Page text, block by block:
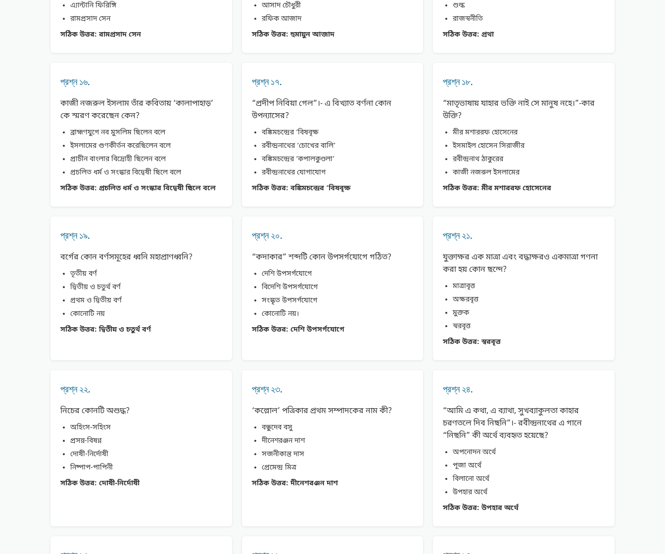
এ্যান্টানি ফিরিঙ্গি
রামপ্রসাদ সেন
সঠিক উত্তর: রামপ্রসাদ সেন
আসাদ চৌধুরী
রফিক আজাদ
সঠিক উত্তর: হুমায়ুন আজাদ
শুল্ক
রাজস্বনীতি
সঠিক উত্তর: প্রথা
প্রশ্ন ১৬.
কাজী নজরুল ইসলাম তাঁর কবিতায় ‘কালাপাহাড়’
কে স্মরণ করেছেন কেন?
ব্রাহ্মণযুগে নব মুসলিম ছিলেন বলে
ইসলামের গুণকীর্তন করেছিলেন বলে
প্রাচীন বাংলার বিদ্রোহী ছিলেন বলে
প্রচলিত ধর্ম ও সংস্কার বিদ্বেষী ছিলে বলে
সঠিক উত্তর: প্রচলিত ধর্ম ও সংস্কার বিদ্বেষী ছিলে বলে
প্রশ্ন ১৭.
“প্রদীপ নিবিয়া গেল”।- এ বিখ্যাত বর্ণনা কোন
উপন্যাসের?
বঙ্কিমচন্দ্রের ‘বিষবৃক্ষ
রবীন্দ্রনাথের ‘চোখের বালি’
বঙ্কিমচন্দ্রের ‘কপালকুণ্ডলা’
রবীন্দ্রনাথের যোগাযোগ
সঠিক উত্তর: বঙ্কিমচন্দ্রের ‘বিষবৃক্ষ
প্রশ্ন ১৮.
“মাতৃভাষায় যাহার ভক্তি নাই সে মানুষ নহে।”-কার
উক্তি?
মীর মশাররফ হোসেনের
ইসমাইল হোসেন সিরাজীর
রবীন্দ্রনাথ ঠাকুরের
কাজী নজরুল ইসলামের
সঠিক উত্তর: মীর মশাররফ হোসেনের
প্রশ্ন ১৯.
বর্গের কোন বর্ণসমূহের ধ্বনি মহাপ্রাণধ্বনি?
তৃতীয় বর্ণ
দ্বিতীয় ও চতুর্থ বর্ণ
প্রথম ও দ্বিতীয় বর্ণ
কোনোটি নয়
সঠিক উত্তর: দ্বিতীয় ও চতুর্থ বর্ণ
প্রশ্ন ২০.
“কদাকার” শব্দটি কোন উপসর্গযোগে গঠিত?
দেশি উপসর্গযোগে
বিদেশি উপসর্গযোগে
সংস্কৃত উপসর্গযোগে
কোনোটি নয়।
সঠিক উত্তর: দেশি উপসর্গযোগে
প্রশ্ন ২১.
যুক্তাক্ষর এক মাত্রা এবং বদ্ধাক্ষরও একমাত্রা গণনা
করা হয় কোন ছন্দে?
মাত্রাবৃত্ত
অক্ষরবৃত্ত
মুক্তক
স্বরবৃত্ত
সঠিক উত্তর: স্বরবৃত্ত
প্রশ্ন ২২.
নিচের কোনটি অশুদ্ধ?
অহিংস-সহিংস
প্রসন্ন-বিষণ্ণ
দোষী-নির্দোষী
নিষ্পাপ-পাপিনী
সঠিক উত্তর: দোষী-নির্দোষী
প্রশ্ন ২৩.
‘কল্লোল’ পত্রিকার প্রথম সম্পাদকের নাম কী?
বন্ধুদেব বসু
দীনেশরঞ্জন দাশ
সজনীকান্ত দাস
প্রেমেন্দ্র মিত্র
সঠিক উত্তর: দীনেশরঞ্জন দাশ
প্রশ্ন ২৪.
“আমি এ কথা, এ ব্যাথা, সুখব্যাকুলতা কাহার
চরণতলে দিব নিছনি”।- রবীন্দ্রনাথের এ গানে
“নিছনি” কী অর্থে ব্যবহৃত হয়েছে?
অপনোদন অর্থে
পূজা অর্থে
বিলানো অর্থে
উপহার অর্থে
সঠিক উত্তর: উপহার অর্থে